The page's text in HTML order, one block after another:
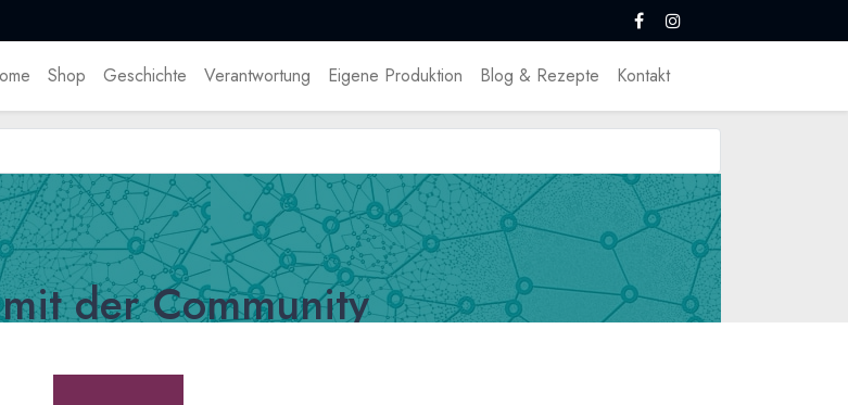
Shop Geschichte Verantwortung Eigene Produktion Blog & Rezepte Kontakt
der Community